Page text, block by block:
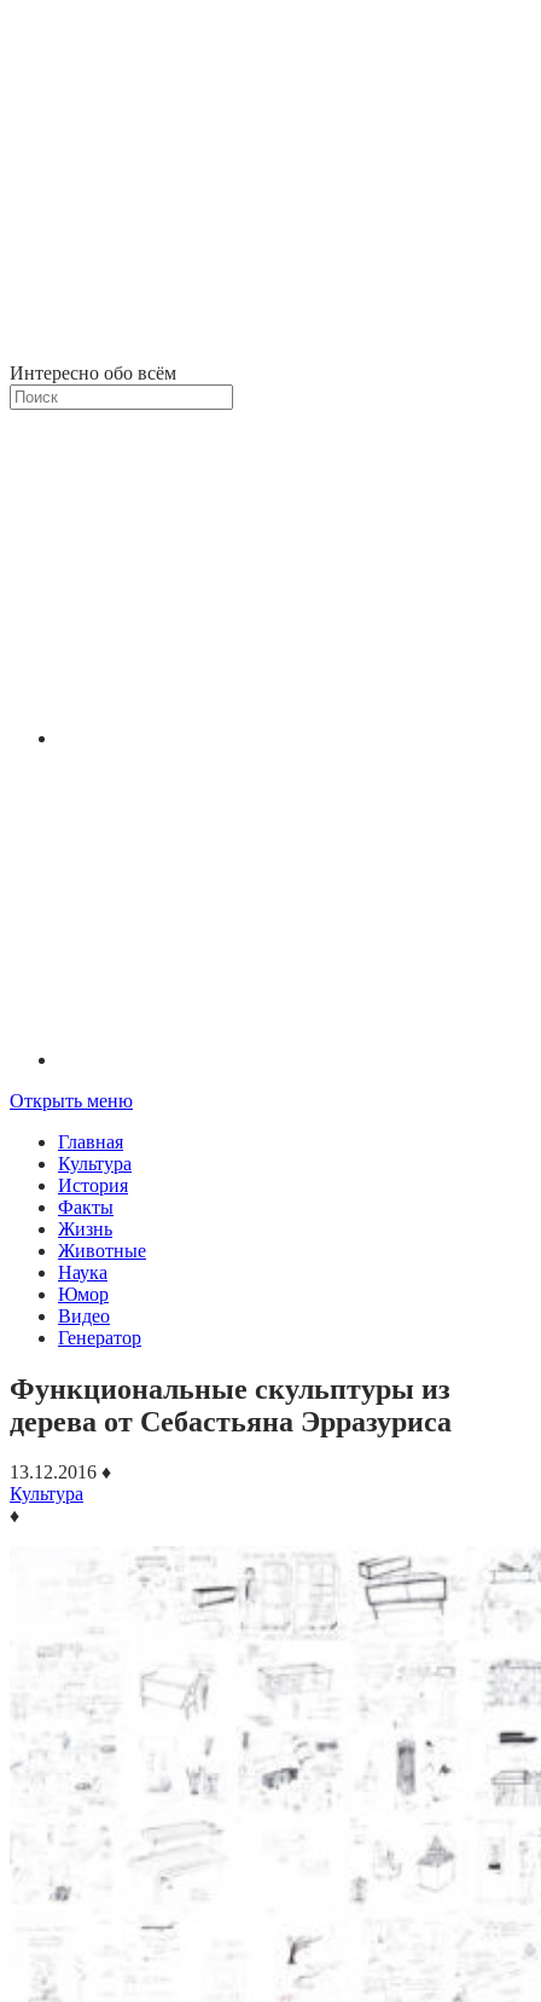
Интересно обо всём
Открыть меню
Главная
Культура
История
Факты
Жизнь
Животные
Наука
Юмор
Видео
Генератор
Функциональные скульптуры из
дерева от Себастьяна Эрразуриса
13.12.2016 ♦
Культура
♦